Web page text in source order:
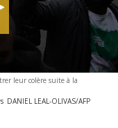
leur colère suite à la
DANIEL LEAL-OLIVAS/AFP